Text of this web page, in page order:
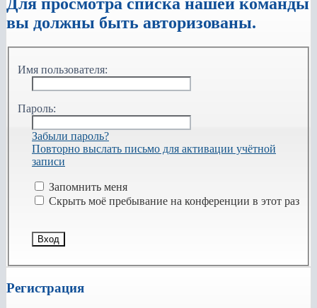
вы должны быть авторизованы.
Имя пользователя:
Пароль:
Забыли пароль?
Повторно выслать письмо для активации учётной
записи
Запомнить меня
Скрыть моё пребывание на конференции в этот раз
Регистрация